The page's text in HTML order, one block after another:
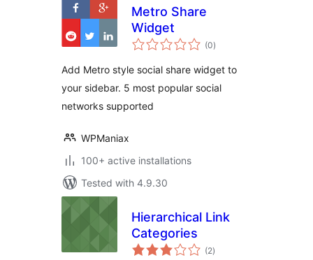
Metro Share
Widget
(0total
ratings
)
Add Metro style social share widget to
your sidebar. 5 most popular social
networks supported
WPManiax
100+ active installations
Tested with 4.9.30
Hierarchical Link
Categories
(2total
ratings
)